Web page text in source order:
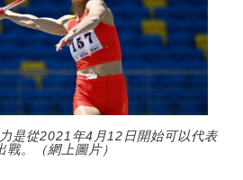
是從2021年4月12日開始可以代表
戰。（網上圖片）